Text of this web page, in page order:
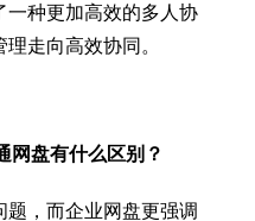
一种更加高效的多人协
走向高效协同。
网盘有什么区别？
，而企业网盘更强调